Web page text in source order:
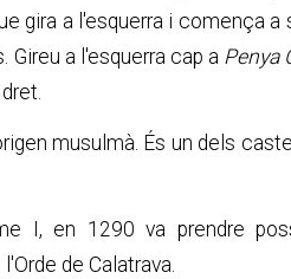
gira a l'esquerra i comença a
Gireu a l'esquerra cap a Penya
musulmà. És un dels
I, en 1290 va prendre
de Calatrava.